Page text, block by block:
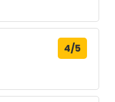
4/5